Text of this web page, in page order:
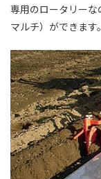
専用のロータリー
マルチ）ができます。